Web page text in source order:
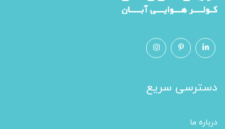
دسترسی سریع
درباره ما